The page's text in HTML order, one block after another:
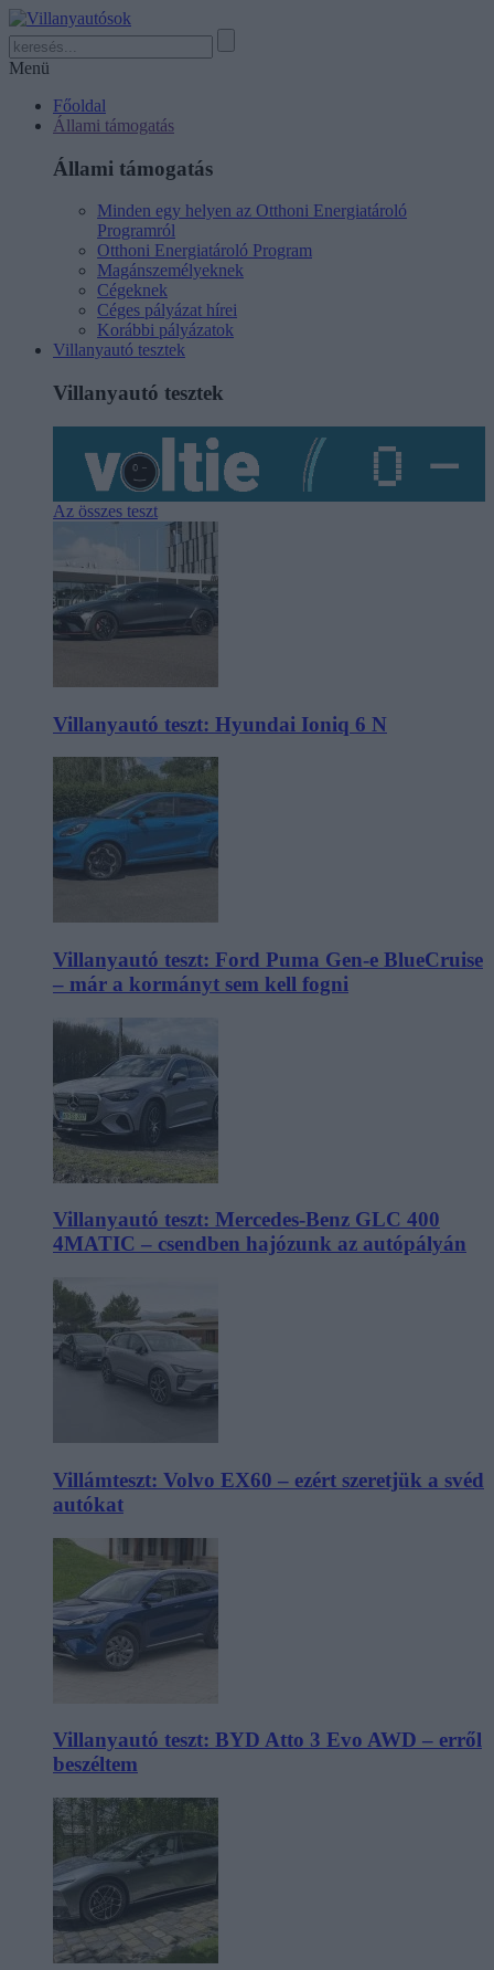
Menü
Főoldal
Állami támogatás
Állami támogatás
Minden egy helyen az Otthoni Energiatároló
Programról
Otthoni Energiatároló Program
Magánszemélyeknek
Cégeknek
Céges pályázat hírei
Korábbi pályázatok
Villanyautó tesztek
Villanyautó tesztek
Az összes teszt
Villanyautó teszt: Hyundai Ioniq 6 N
Villanyautó teszt: Ford Puma Gen-e BlueCruise
– már a kormányt sem kell fogni
Villanyautó teszt: Mercedes-Benz GLC 400
4MATIC – csendben hajózunk az autópályán
Villámteszt: Volvo EX60 – ezért szeretjük a svéd
autókat
Villanyautó teszt: BYD Atto 3 Evo AWD – erről
beszéltem